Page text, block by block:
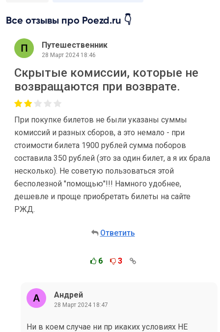
Все отзывы про Poezd.ru 👇
Путешественник
28 Март 2024 18:46
Скрытые комиссии, которые не
возвращаются при возврате.
При покупке билетов не были указаны суммы
комиссий и разных сборов, а это немало - при
стоимости билета 1900 рублей сумма поборов
составила 350 рублей (это за один билет, а я их брала
несколько). Не советую пользоваться этой
бесполезной "помощью"!!! Намного удобнее,
дешевле и проще приобретать билеты на сайте
РЖД.
Ответить
6 3
Андрей
28 Март 2024 18:47
Ни в коем случае ни пр икаких условиях НЕ